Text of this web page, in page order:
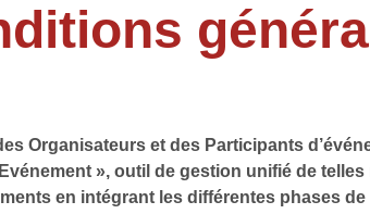
Organisateurs et des Participants
», outil de gestion unifié de
en intégrant les différentes phases